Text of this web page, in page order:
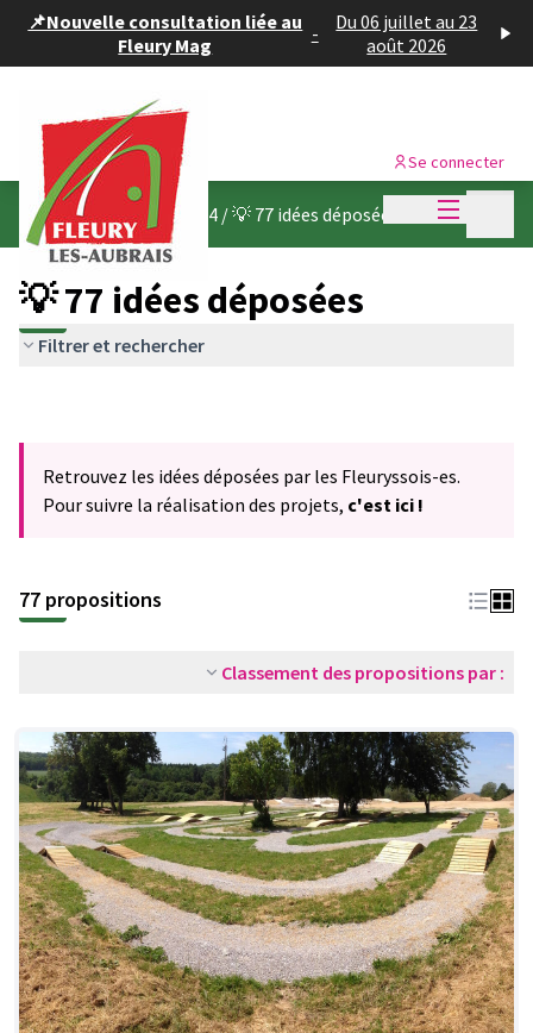
📌Nouvelle consultation liée au
Fleury Mag
-
Du 06 juillet au 23
août 2026
Menu
Se connecter
Budget participatif 2024 /💡 77 idées déposées
💡 77 idées déposées
Filtrer et rechercher
Retrouvez les idées déposées par les Fleuryssois-es.
Pour suivre la réalisation des projets, c'est ici !
77 propositions
Classement des propositions par :
Panneau de gestion des cookies